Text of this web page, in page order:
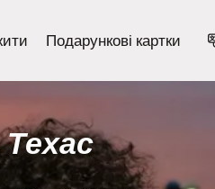
Подарункові картки